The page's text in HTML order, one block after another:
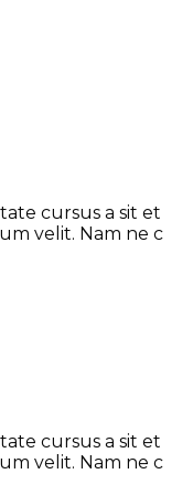
cursus a sit et
velit. Nam ne c
cursus a sit et
velit. Nam ne c